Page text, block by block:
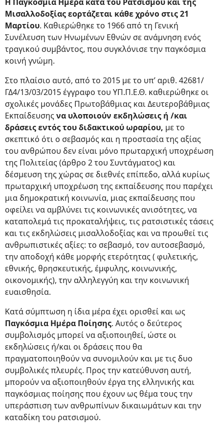
Μισαλλοδοξίας εορτάζεται κάθε χρόνο στις 21
Μαρτίου. Καθιερώθηκε το 1966 από τη Γενική
Συνέλευση των Ηνωμένων Εθνών σε ανάμνηση ενός
τραγικού συμβάντος, που συγκλόνισε την παγκόσμια
κοινή γνώμη.
Στο πλαίσιο αυτό, από το 2015 με το υπ’ αριθ. 42681/
ΓΔ4/13/03/2015 έγγραφο του ΥΠ.Π.Ε.Θ. καθιερώθηκε οι
σχολικές μονάδες Πρωτοβάθμιας και Δευτεροβάθμιας
Εκπαίδευσηςνα υλοποιούν εκδηλώσεις ή /και
δράσεις εντός του διδακτικού ωραρίου, με το
σκεπτικό ότι ο σεβασμός και η προστασία της αξίας
του ανθρώπου δεν είναι μόνο πρωταρχική υποχρέωση
της Πολιτείας (άρθρο 2 του Συντάγματος) και
δέσμευση της χώρας σε διεθνές επίπεδο, αλλά κυρίως
πρωταρχική υποχρέωση της εκπαίδευσης που παρέχει
μια δημοκρατική κοινωνία, μιας εκπαίδευσης που
οφείλει να αμβλύνει τις κοινωνικές ανισότητες, να
καταπολεμά τις προκαταλήψεις, τις ρατσιστικές τάσεις
και τις εκδηλώσεις μισαλλοδοξίας και να προωθεί τις
ανθρωπιστικές αξίες: το σεβασμό, τον αυτοσεβασμό,
την αποδοχή κάθε μορφής ετερότητας ( φυλετικής,
εθνικής, θρησκευτικής, έμφυλης, κοινωνικής,
οικονομικής), την αλληλεγγύη και την κοινωνική
ευαισθησία.
Κατά σύμπτωση η ίδια μέρα έχει ορισθεί και ως
Παγκόσμια Ημέρα Ποίησης. Αυτός ο δεύτερος
συμβολισμός μπορεί να αξιοποιηθεί, ώστε οι
εκδηλώσεις ή/και οι δράσεις που θα
πραγματοποιηθούν να συνομιλούν και με τις δυο
συμβολικές πλευρές. Προς την κατεύθυνση αυτή,
μπορούν να αξιοποιηθούν έργα της ελληνικής και
παγκόσμιας ποίησης που έχουν ως θέμα τους την
υπεράσπιση των ανθρωπίνων δικαιωμάτων και την
καταδίκη του ρατσισμού.